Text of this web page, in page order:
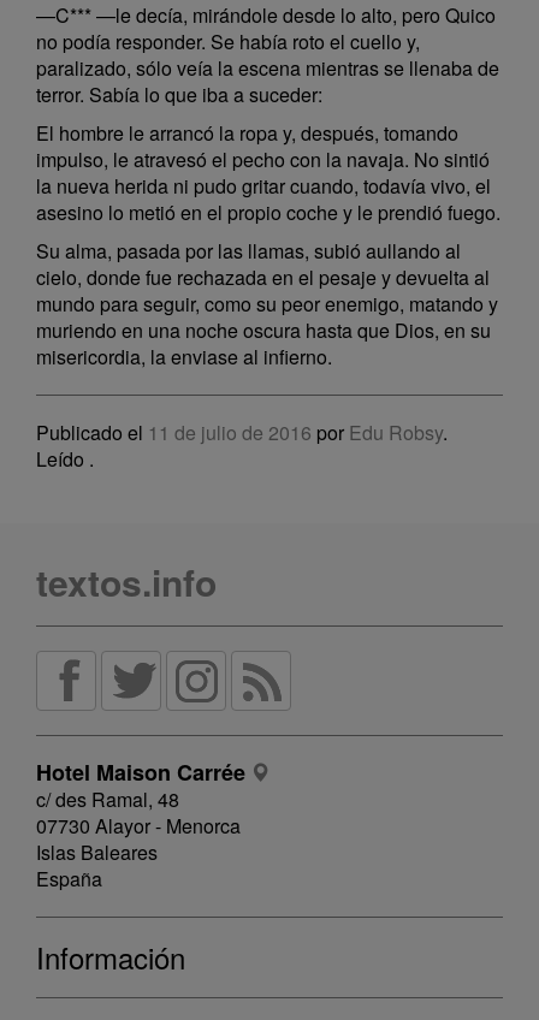
—C*** —le decía, mirándole desde lo alto, pero Quico
no podía responder. Se había roto el cuello y,
paralizado, sólo veía la escena mientras se llenaba de
terror. Sabía lo que iba a suceder:
El hombre le arrancó la ropa y, después, tomando
impulso, le atravesó el pecho con la navaja. No sintió
la nueva herida ni pudo gritar cuando, todavía vivo, el
asesino lo metió en el propio coche y le prendió fuego.
Su alma, pasada por las llamas, subió aullando al
cielo, donde fue rechazada en el pesaje y devuelta al
mundo para seguir, como su peor enemigo, matando y
muriendo en una noche oscura hasta que Dios, en su
misericordia, la enviase al infierno.
Publicado el 11 de julio de 2016 por Edu Robsy.
Leído .
textos.info
Hotel Maison Carrée
c/ des Ramal, 48
07730 Alayor - Menorca
Islas Baleares
España
Información